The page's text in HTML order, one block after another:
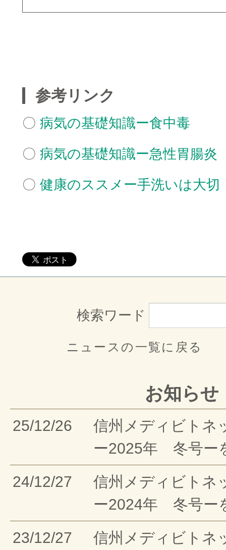
参考リンク
〇 病気の基礎知識ー食中毒
〇 病気の基礎知識ー急性胃腸炎
〇 健康のススメー手洗いは大切
検索ワード
ニュースの一覧に戻る
お知らせ
25/12/26
信州メディビトネ
ー2025年 冬号ー
24/12/27
信州メディビトネ
ー2024年 冬号ー
23/12/27
信州メディビトネ